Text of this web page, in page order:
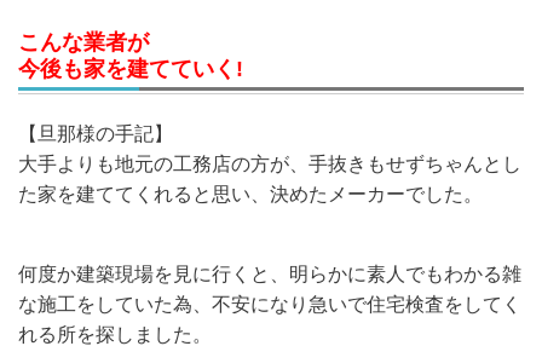
こんな業者が
今後も家を建てていく!
【旦那様の手記】
大手よりも地元の工務店の方が、手抜きもせずちゃんとし
た家を建ててくれると思い、決めたメーカーでした。
何度か建築現場を見に行くと、明らかに素人でもわかる雑
な施工をしていた為、不安になり急いで住宅検査をしてく
れる所を探しました。